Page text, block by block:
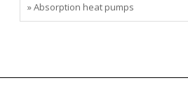
» Absorption heat pumps